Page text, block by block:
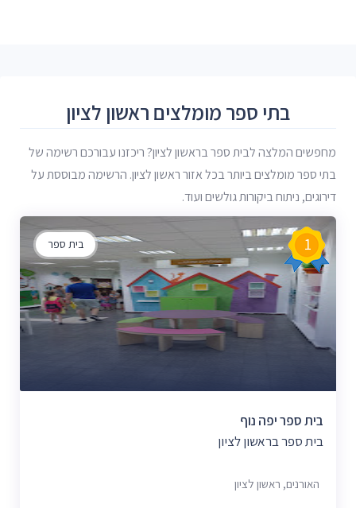
בתי ספר מומלצים ראשון לציון
מחפשים המלצה לבית ספר בראשון לציון? ריכזנו עבורכם רשימה של
בתי ספר מומלצים ביותר בכל אזור ראשון לציון. הרשימה מבוססת על
דירוגים, ניתוח ביקורות גולשים ועוד.
בית ספר 1
בית ספר יפה נוף
בית ספר בראשון לציון
האורנים, ראשון לציון